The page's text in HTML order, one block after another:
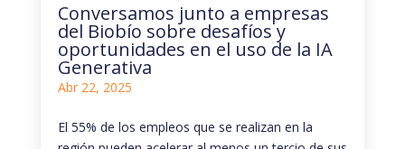
Conversamos junto a empresas
del Biobío sobre desafíos y
oportunidades en el uso de la IA
Generativa
Abr 22, 2025
El 55% de los empleos que se realizan en la